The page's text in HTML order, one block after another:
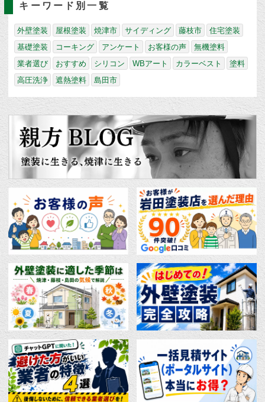
キーワード別一覧
外壁塗装 屋根塗装 焼津市 サイディング 藤枝市
住宅塗装
基礎塗装
コーキング アンケート お客様の声
無機塗料
業者選び
おすすめ シリコン WBアート カラーベスト
塗料
高圧洗浄
遮熱塗料 島田市